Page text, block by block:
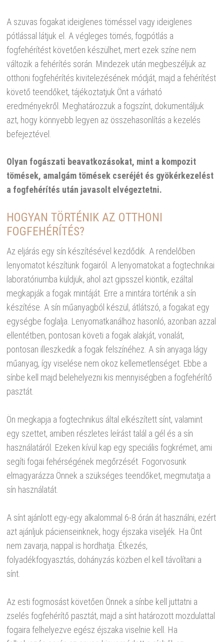
A szuvas fogakat ideiglenes töméssel vagy ideiglenes
pótlással látjuk el. A végleges tömés, fogpótlás a
fogfehérítést követően készülhet, mert ezek színe nem
változik a fehérítés során. Mindezek után megbeszéljük az
otthoni fogfehérítés kivitelezésének módját, majd a fehérítést
követő teendőket, tájékoztatjuk Önt a várható
eredményekről. Meghatározzuk a fogszínt, dokumentáljuk
azt, hogy könnyebb legyen az összehasonlítás a kezelés
befejeztével.
Olyan fogászati beavatkozásokat, mint a kompozit
tömések, amalgám tömések cseréjét és gyökérkezelést
a fogfehérítés után javasolt elvégeztetni.
HOGYAN TÖRTÉNIK AZ OTTHONI
FOGFEHÉRÍTÉS?
Az eljárás egy sín készítésével kezdődik. A rendelőben
lenyomatot készítünk fogairól. A lenyomatokat a fogtechnikai
laboratóriumba küldjük, ahol azt gipsszel kiöntik, ezáltal
megkapják a fogak mintáját. Erre a mintára történik a sín
készítése. A sín műanyagból készül, átlátszó, a fogakat egy
egységbe foglalja. Lenyomatkanálhoz hasonló, azonban azzal
ellentétben, pontosan követi a fogak alakját, vonalát,
pontosan illeszkedik a fogak felszínéhez. A sín anyaga lágy
műanyag, így viselése nem okoz kellemetlenséget. Ebbe a
sínbe kell majd belehelyezni kis mennyiségben a fogfehérítő
pasztát.
Ön megkapja a fogtechnikus által elkészített sínt, valamint
egy szettet, amiben részletes leírást talál a gél és a sín
használatáról. Ezeken kívül kap egy speciális fogkrémet, ami
segíti fogai fehérségének megőrzését. Fogorvosunk
elmagyarázza Önnek a szükséges teendőket, megmutatja a
sín használatát.
A sínt ajánlott egy-egy alkalommal 6-8 órán át használni, ezért
azt ajánljuk pácienseinknek, hogy éjszaka viseljék. Ha Önt
nem zavarja, nappal is hordhatja. Étkezés,
folyadékfogyasztás, dohányzás közben el kell távolítani a
sínt.
Az esti fogmosást követően Önnek a sínbe kell juttatni a
zselés fogfehérítő pasztát, majd a sínt határozott mozdulattal
fogaira felhelyezve egész éjszaka viselnie kell. Ha